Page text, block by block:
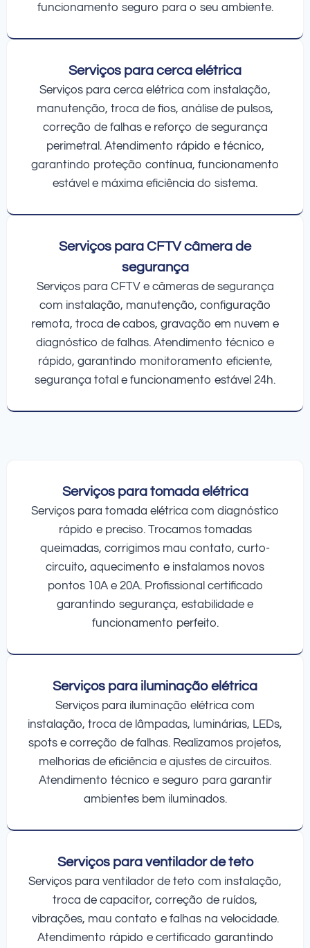
funcionamento seguro para o seu ambiente.
Serviços para cerca elétrica
Serviços para cerca elétrica com instalação,
manutenção, troca de fios, análise de pulsos,
correção de falhas e reforço de segurança
perimetral. Atendimento rápido e técnico,
garantindo proteção contínua, funcionamento
estável e máxima eficiência do sistema.
Serviços para CFTV câmera de
segurança
Serviços para CFTV e câmeras de segurança
com instalação, manutenção, configuração
remota, troca de cabos, gravação em nuvem e
diagnóstico de falhas. Atendimento técnico e
rápido, garantindo monitoramento eficiente,
segurança total e funcionamento estável 24h.
Serviços para tomada elétrica
Serviços para tomada elétrica com diagnóstico
rápido e preciso. Trocamos tomadas
queimadas, corrigimos mau contato, curto-
circuito, aquecimento e instalamos novos
pontos 10A e 20A. Profissional certificado
garantindo segurança, estabilidade e
funcionamento perfeito.
Serviços para iluminação elétrica
Serviços para iluminação elétrica com
instalação, troca de lâmpadas, luminárias, LEDs,
spots e correção de falhas. Realizamos projetos,
melhorias de eficiência e ajustes de circuitos.
Atendimento técnico e seguro para garantir
ambientes bem iluminados.
Serviços para ventilador de teto
Serviços para ventilador de teto com instalação,
troca de capacitor, correção de ruídos,
vibrações, mau contato e falhas na velocidade.
Atendimento rápido e certificado garantindo